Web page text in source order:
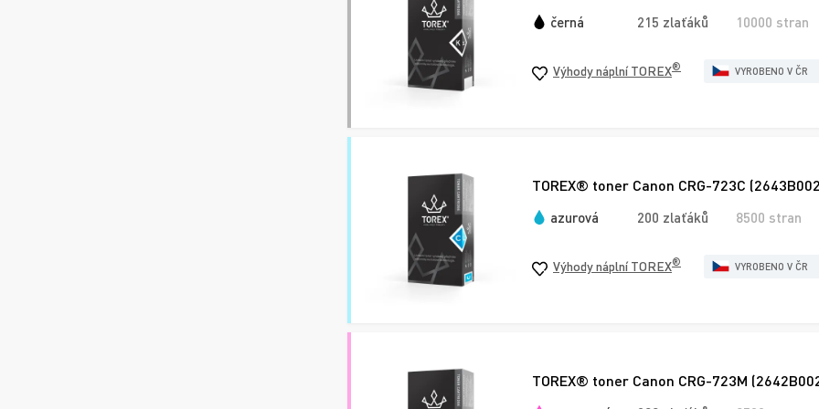
černá 215 zlaťáků 10000 stran
Výhody náplní TOREX® VYROBENO V ČR
TOREX® toner Canon CRG-723C
azurová 200 zlaťáků 8500 stran
Výhody náplní TOREX® VYROBENO V ČR
TOREX® toner Canon CRG-723M